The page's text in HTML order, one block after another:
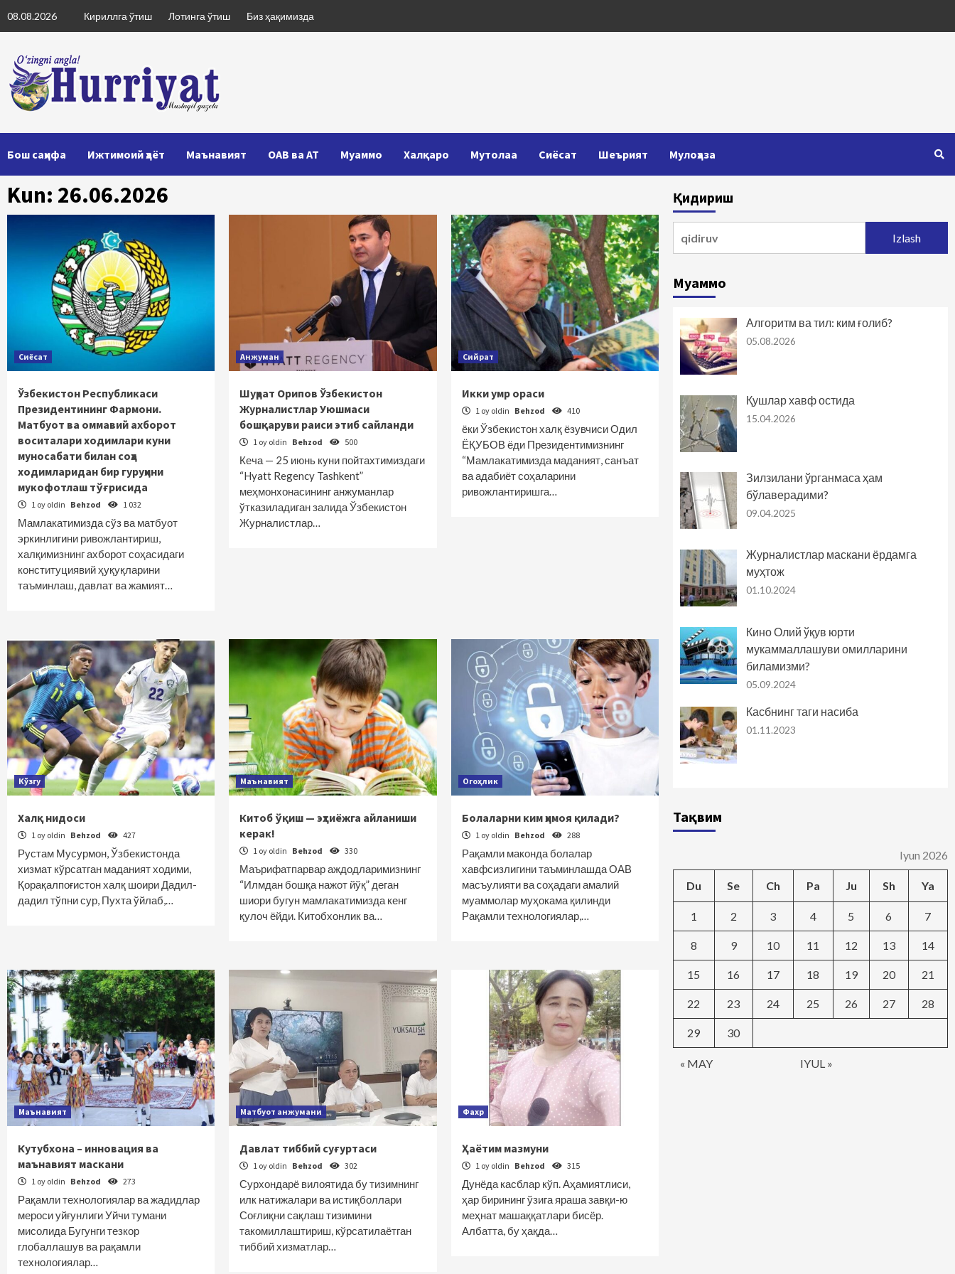
to
08.08.2026 Кириллга ўтиш Лотинга ўтиш Биз ҳақимизда
Бош саҳифа Ижтимоий ҳаёт Маънавият ОАВ ва АТ Муаммо Халқаро Мутолаа Сиёсат Шеърият Мулоҳаза
Kun: 26.06.2026
Сиёсат
Ўзбекистон Республикаси
Президентининг Фармони.
Матбуот ва оммавий ахборот
воситалари ходимлари куни
муносабати билан соҳа
ходимларидан бир гуруҳини
мукофотлаш тўғрисида
1 oy oldin Behzod 1 032
Мамлакатимизда сўз ва матбуот
эркинлигини ривожлантириш,
халқимизнинг ахборот соҳасидаги
конституциявий ҳуқуқларини
таъминлаш, давлат ва жамият…
Анжуман
Шуҳрат Орипов Ўзбекистон
Журналистлар Уюшмаси
бошқаруви раиси этиб сайланди
1 oy oldin Behzod 500
Кеча — 25 июнь куни пойтахтимиздаги
“Hyatt Regency Tashkent”
меҳмонхонасининг анжуманлар
ўтказиладиган залида Ўзбекистон
Журналистлар…
Сийрат
Икки умр ораси
1 oy oldin Behzod 410
ёки Ўзбекистон халқ ёзувчиси Одил
ЁҚУБОВ ёди Президентимизнинг
“Мамлакатимизда маданият, санъат
ва адабиёт соҳаларини
ривожлантиришга…
Кўзгу
Халқ нидоси
1 oy oldin Behzod 427
Рустам Мусурмон, Ўзбекистонда
хизмат кўрсатган маданият ходими,
Қорақалпоғистон халқ шоири Дадил-
дадил тўпни сур, Пухта ўйлаб,…
Маънавият
Китоб ўқиш — эҳтиёжга айланиши
керак!
1 oy oldin Behzod 330
Маърифатпарвар аждодларимизнинг
“Илмдан бошқа нажот йўқ” деган
шиори бугун мамлакатимизда кенг
қулоч ёйди. Китобхонлик ва…
Огоҳлик
Болаларни ким ҳимоя қилади?
1 oy oldin Behzod 288
Рақамли маконда болалар
хавфсизлигини таъминлашда ОАВ
масъулияти ва соҳадаги амалий
муаммолар муҳокама қилинди
Рақамли технологиялар,…
Маънавият
Кутубхона – инновация ва
маънавият маскани
1 oy oldin Behzod 273
Рақамли технологиялар ва жадидлар
мероси уйғунлиги Уйчи тумани
мисолида Бугунги тезкор
глобаллашув ва рақамли
технологиялар…
Матбуот анжумани
Давлат тиббий суғуртаси
1 oy oldin Behzod 302
Сурхондарё вилоятида бу тизимнинг
илк натижалари ва истиқболлари
Соғлиқни сақлаш тизимини
такомиллаштириш, кўрсатилаётган
тиббий хизматлар…
Фахр
Ҳаётим мазмуни
1 oy oldin Behzod 315
Дунёда касблар кўп. Аҳамиятлиси,
ҳар бирининг ўзига яраша завқи-ю
меҳнат машаққатлари бисёр.
Албатта, бу ҳақда…
Қидириш
Муаммо
Алгоритм ва тил: ким ғолиб?
05.08.2026
Қушлар хавф остида
15.04.2026
Зилзилани ўрганмаса ҳам
бўлаверадими?
09.04.2025
Журналистлар маскани ёрдамга
муҳтож
01.10.2024
Кино Олий ўқув юрти
мукаммаллашуви омилларини
биламизми?
05.09.2024
Касбнинг таги насиба
01.11.2023
Тақвим
Iyun 2026
Du Se Ch Pa Ju Sh Ya
« MAY IYUL »
1 2 3 4 5 6 7
8 9 10 11 12 13 14
15 16 17 18 19 20 21
22 23 24 25 26 27 28
29 30